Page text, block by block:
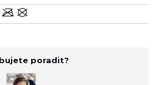
poradit?